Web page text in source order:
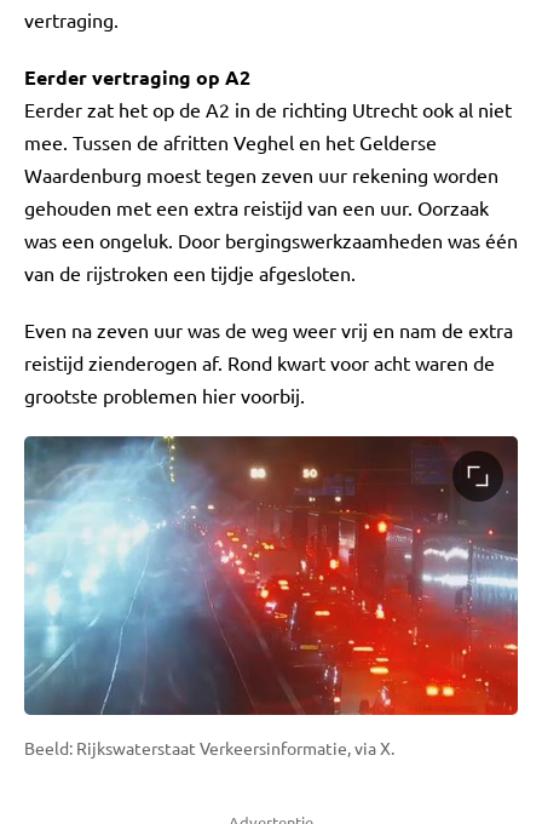
vertraging.
Eerder vertraging op A2
Eerder zat het op de A2 in de richting Utrecht ook al niet
mee. Tussen de afritten Veghel en het Gelderse
Waardenburg moest tegen zeven uur rekening worden
gehouden met een extra reistijd van een uur. Oorzaak
was een ongeluk. Door bergingswerkzaamheden was één
van de rijstroken een tijdje afgesloten.
Even na zeven uur was de weg weer vrij en nam de extra
reistijd zienderogen af. Rond kwart voor acht waren de
grootste problemen hier voorbij.
Beeld: Rijkswaterstaat Verkeersinformatie, via X.